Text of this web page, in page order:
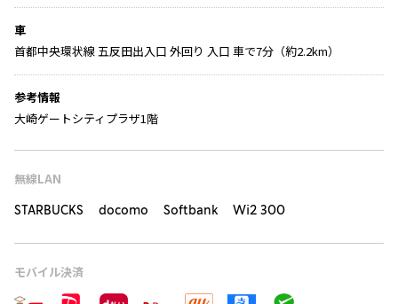
車
首都中央環状線 五反田出入口 外回り 入口 車で7分（約2.2km）
参考情報
大崎ゲートシティプラザ1階
無線LAN
STARBUCKS docomo Softbank Wi2 300
モバイル決済